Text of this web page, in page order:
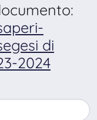
di
2024